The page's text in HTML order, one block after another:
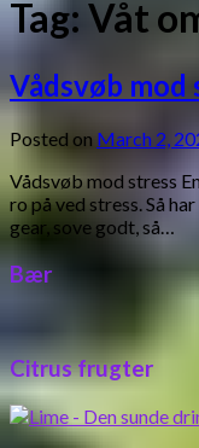
Tag: Våt
Vådsvøb mod
Posted on March 2,
Vådsvøb mod stress
ro på ved stress. Så
gear, sove godt, så…
Bær
Citrus frugter